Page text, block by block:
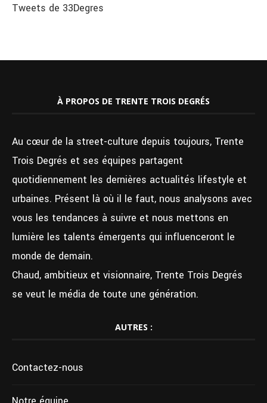
Tweets de 33Degres
À PROPOS DE TRENTE TROIS DEGRÉS
Au cœur de la street-culture depuis toujours, Trente
Trois Degrés et ses équipes partagent
quotidiennement les dernières actualités lifestyle et
urbaines. Présent là où il le faut, nous analysons avec
vous les tendances à suivre et nous mettons en
lumière les talents émergents qui influenceront le
monde de demain.
Chaud, ambitieux et visionnaire, Trente Trois Degrés
se veut le média de toute une génération.
AUTRES :
Contactez-nous